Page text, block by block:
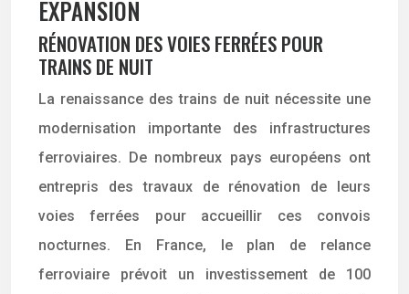
EXPANSION
RÉNOVATION DES VOIES FERRÉES POUR
TRAINS DE NUIT
La renaissance des trains de nuit nécessite une
modernisation importante des infrastructures
ferroviaires. De nombreux pays européens ont
entrepris des travaux de rénovation de leurs
voies ferrées pour accueillir ces convois
nocturnes. En France, le plan de relance
ferroviaire prévoit un investissement de 100